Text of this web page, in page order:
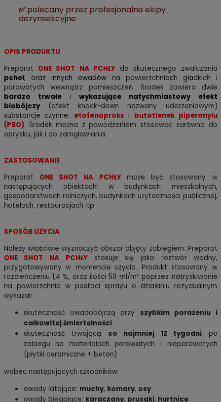
✅polecany przez profesjonalne ekipy
dezynsekcyjne
OPIS PRODUKTU
Preparat ONE SHOT NA PCHŁY do skutecznego zwalczania
pcheł, oraz innych owadówna powierzchniach gładkich i
porowatych wewnątrz pomieszczeń. Środek zawiera dwie
bardzo trwałeiwykazujące natychmiastowy efekt
biobójczy(efekt knock-down nazwany uderzeniowym)
substancje czynne: etofenoproks i butotlenek piperonylu
(PBO). Środek można z powodzeniem stosować zarówno do
oprysku, jak i do zamgławiania.
ZASTOSOWANIE
Preparat ONE SHOT NA PCHŁY może być stosowany w
następujących obiektach: w budynkach mieszkalnych,
gospodarstwach rolniczych, budynkach użyteczności publicznej,
hotelach, restauracjach itp.
SPOSÓB UŻYCIA
Należy właściwie wyznaczyć obszar objęty zabiegiem. Preparat
ONE SHOT NA PCHŁY stosuje się jako roztwór wodny,
przygotowywany w momencie użycia. Produkt stosowany w
rozcieńczeniu 1,4 %, oraz ilości 50 ml/m² poprzez natryskiwanie
na powierzchnie w postaci sprayu o działaniu rezydualnym
wykazał:
skuteczność owadobójczą przy szybkim porażeniu i
całkowitej śmiertelności
skuteczność trwającą co najmniej 12 tygodni po
zabiegu na materiałach porowatych i nieporowatych
(płytki ceramiczne + beton)
wobec następujących szkodników:
owady latające: muchy, komary, osy
owady biegające: karaczany, prusaki, hurtnice